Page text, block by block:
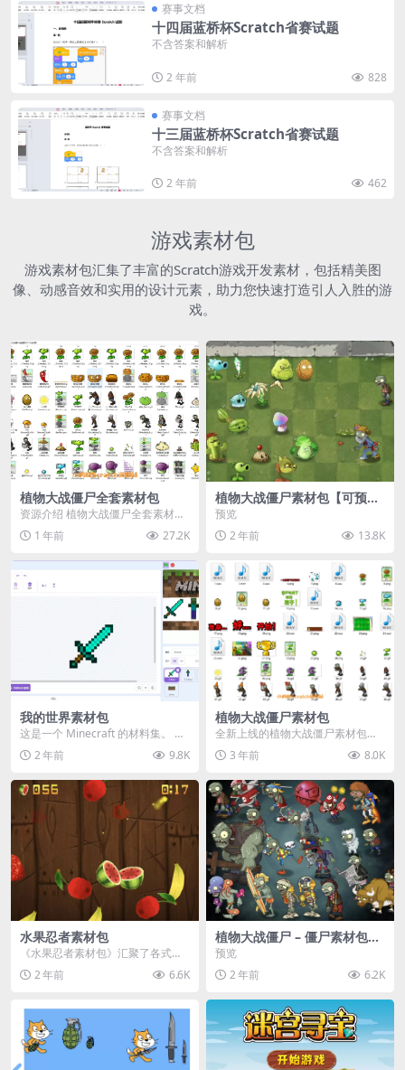
赛事文档
十四届蓝桥杯Scratch省赛试题
不含答案和解析
2 年前 828
赛事文档
十三届蓝桥杯Scratch省赛试题
不含答案和解析
2 年前 462
游戏素材包
游戏素材包汇集了丰富的Scratch游戏开发素材，包括精美图
像、动感音效和实用的设计元素，助力您快速打造引人入胜的游
戏。
植物大战僵尸全套素材包
资源介绍 植物大战僵尸全套素材
包，包含227个丰富多样的素材，
涵盖角色、背景、动...
1 年前 27.2K
植物大战僵尸素材包【可预
览】
预览
2 年前
13.8K
我的世界素材包
这是一个 Minecraft 的材料集。 操
作方法如下： 工具 → 右箭头 怪物...
2 年前 9.8K
植物大战僵尸素材包
全新上线的植物大战僵尸素材包，
内含48个精选资源，涵盖角色、场
景、音效等多样内容...
3 年前 8.0K
水果忍者素材包
《水果忍者素材包》汇聚了各式鲜
美诱人的水果图像与清脆悦耳的切
割音效，专为追求极致...
2 年前 6.6K
植物大战僵尸 – 僵尸素材包
【可预览】
预览
2 年前
6.2K